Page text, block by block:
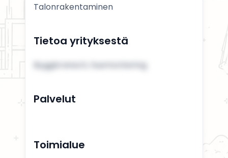
Talonrakentaminen
Tietoa yrityksestä
Byggbransch, husmontering
Palvelut
Toimialue